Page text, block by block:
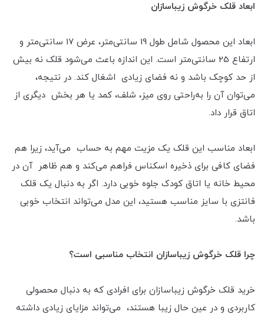
ابعاد قلک خرگوش زیباسازان
ابعاد این محصول شامل طول 19 سانتی‌متر، عرض 17 سانتی‌متر و
ارتفاع 25 سانتی‌متر است. این اندازه باعث می‌شود قلک نه بیش
از حد کوچک باشد و نه فضای زیادی اشغال کند. در نتیجه،
می‌توان آن را به‌راحتی روی میز، شلف، کمد یا هر بخش دیگری از
اتاق قرار داد.
ابعاد مناسب این قلک یک مزیت مهم به حساب می‌آید، زیرا هم
فضای کافی برای ذخیره اسکناس فراهم می‌کند و هم ظاهر آن در
محیط خانه یا اتاق کودک جلوه خوبی دارد. اگر به دنبال یک قلک
فانتزی با سایز مناسب هستید، این مدل می‌تواند انتخاب خوبی
باشد.
چرا قلک خرگوش زیباسازان انتخاب مناسبی است؟
خرید قلک خرگوش زیباسازان برای افرادی که به دنبال محصولی
کاربردی و در عین حال زیبا هستند، می‌تواند مزایای زیادی داشته